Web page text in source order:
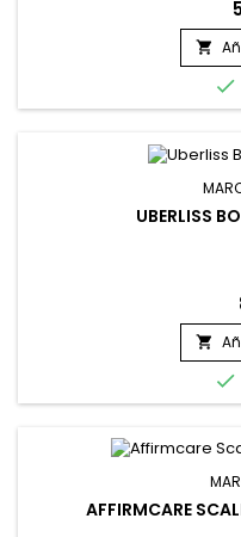
transforma los rizos
cabello suave y sedoso.
Argán penetra


UBERLISS


AFFIRMCARE